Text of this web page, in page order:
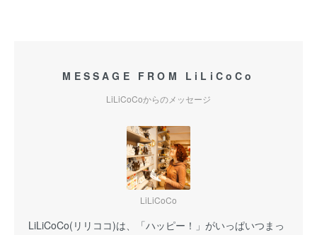
MESSAGE FROM LiLiCoCo
LiLiCoCoからのメッセージ
LiLiCoCo
LiLiCoCo(リリココ)は、「ハッピー！」がいっぱいつまっ